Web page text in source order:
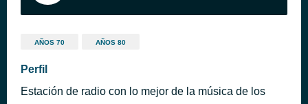
AÑOS 70 AÑOS 80
Perfil
Estación de radio con lo mejor de la música de los